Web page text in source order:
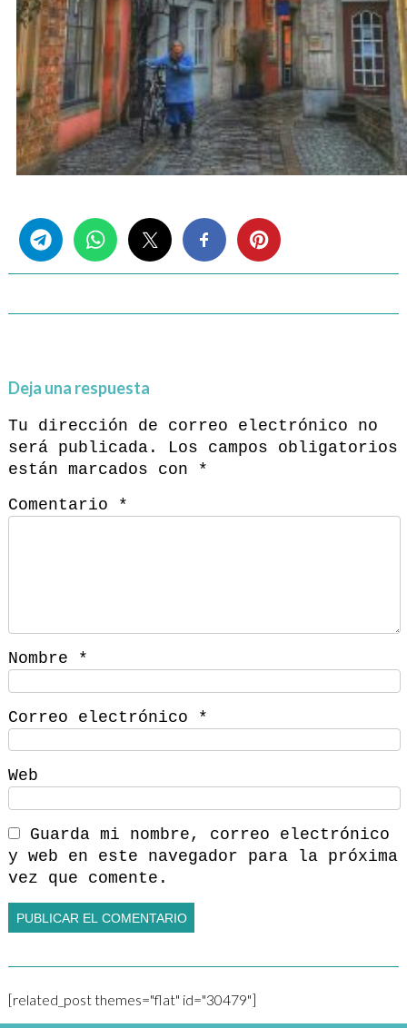
Deja una respuesta
Tu dirección de correo electrónico no
será publicada.
Los campos obligatorios
están marcados con
*
Comentario
*
Nombre *
Correo electrónico *
Web
Guarda mi nombre, correo electrónico
y web en este navegador para la próxima
vez que comente.
[related_post themes="flat" id="30479"]